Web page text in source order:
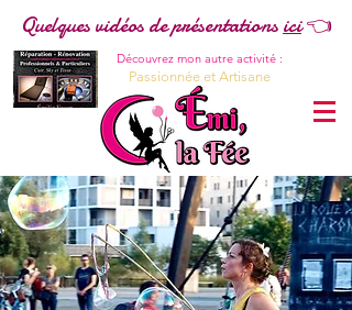
Quelques vidéos de présentationsici👈
Découvrez mon autre activité :
Passionnée et Artisane